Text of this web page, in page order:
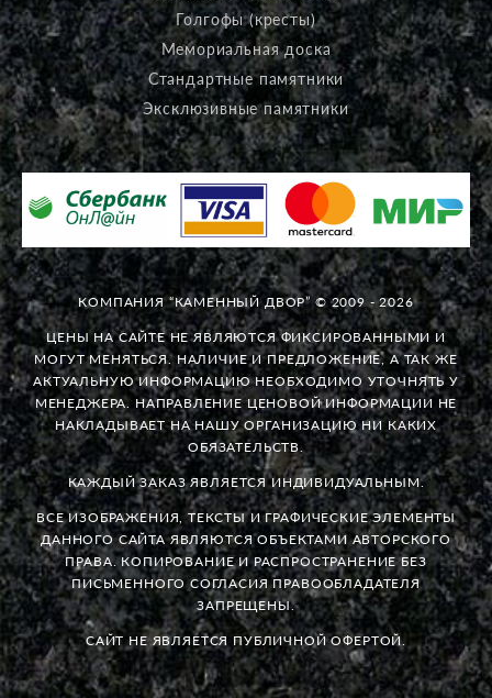
Голгофы (кресты)
Мемориальная доска
Стандартные памятники
Эксклюзивные памятники
КОМПАНИЯ “КАМЕННЫЙ ДВОР” © 2009 - 2026
ЦЕНЫ НА САЙТЕ НЕ ЯВЛЯЮТСЯ ФИКСИРОВАННЫМИ И
МОГУТ МЕНЯТЬСЯ. НАЛИЧИЕ И ПРЕДЛОЖЕНИЕ, А ТАК ЖЕ
АКТУАЛЬНУЮ ИНФОРМАЦИЮ НЕОБХОДИМО УТОЧНЯТЬ У
МЕНЕДЖЕРА. НАПРАВЛЕНИЕ ЦЕНОВОЙ ИНФОРМАЦИИ НЕ
НАКЛАДЫВАЕТ НА НАШУ ОРГАНИЗАЦИЮ НИ КАКИХ
ОБЯЗАТЕЛЬСТВ.
КАЖДЫЙ ЗАКАЗ ЯВЛЯЕТСЯ ИНДИВИДУАЛЬНЫМ.
ВСЕ ИЗОБРАЖЕНИЯ, ТЕКСТЫ И ГРАФИЧЕСКИЕ ЭЛЕМЕНТЫ
ДАННОГО САЙТА ЯВЛЯЮТСЯ ОБЪЕКТАМИ АВТОРСКОГО
ПРАВА. КОПИРОВАНИЕ И РАСПРОСТРАНЕНИЕ БЕЗ
ПИСЬМЕННОГО СОГЛАСИЯ ПРАВООБЛАДАТЕЛЯ
ЗАПРЕЩЕНЫ.
САЙТ НЕ ЯВЛЯЕТСЯ ПУБЛИЧНОЙ ОФЕРТОЙ.